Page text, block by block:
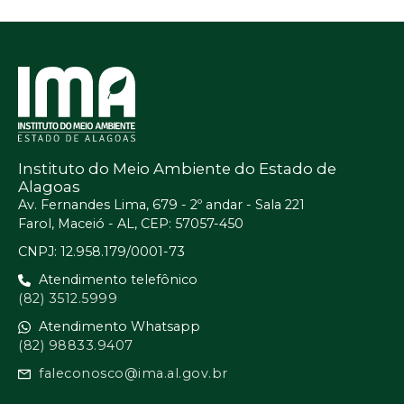
Instituto do Meio Ambiente do Estado de
Alagoas
Av. Fernandes Lima, 679 - 2º andar - Sala 221
Farol, Maceió - AL, CEP: 57057-450
CNPJ: 12.958.179/0001-73
Atendimento telefônico
(82) 3512.5999
Atendimento Whatsapp
(82) 98833.9407
faleconosco@ima.al.gov.br